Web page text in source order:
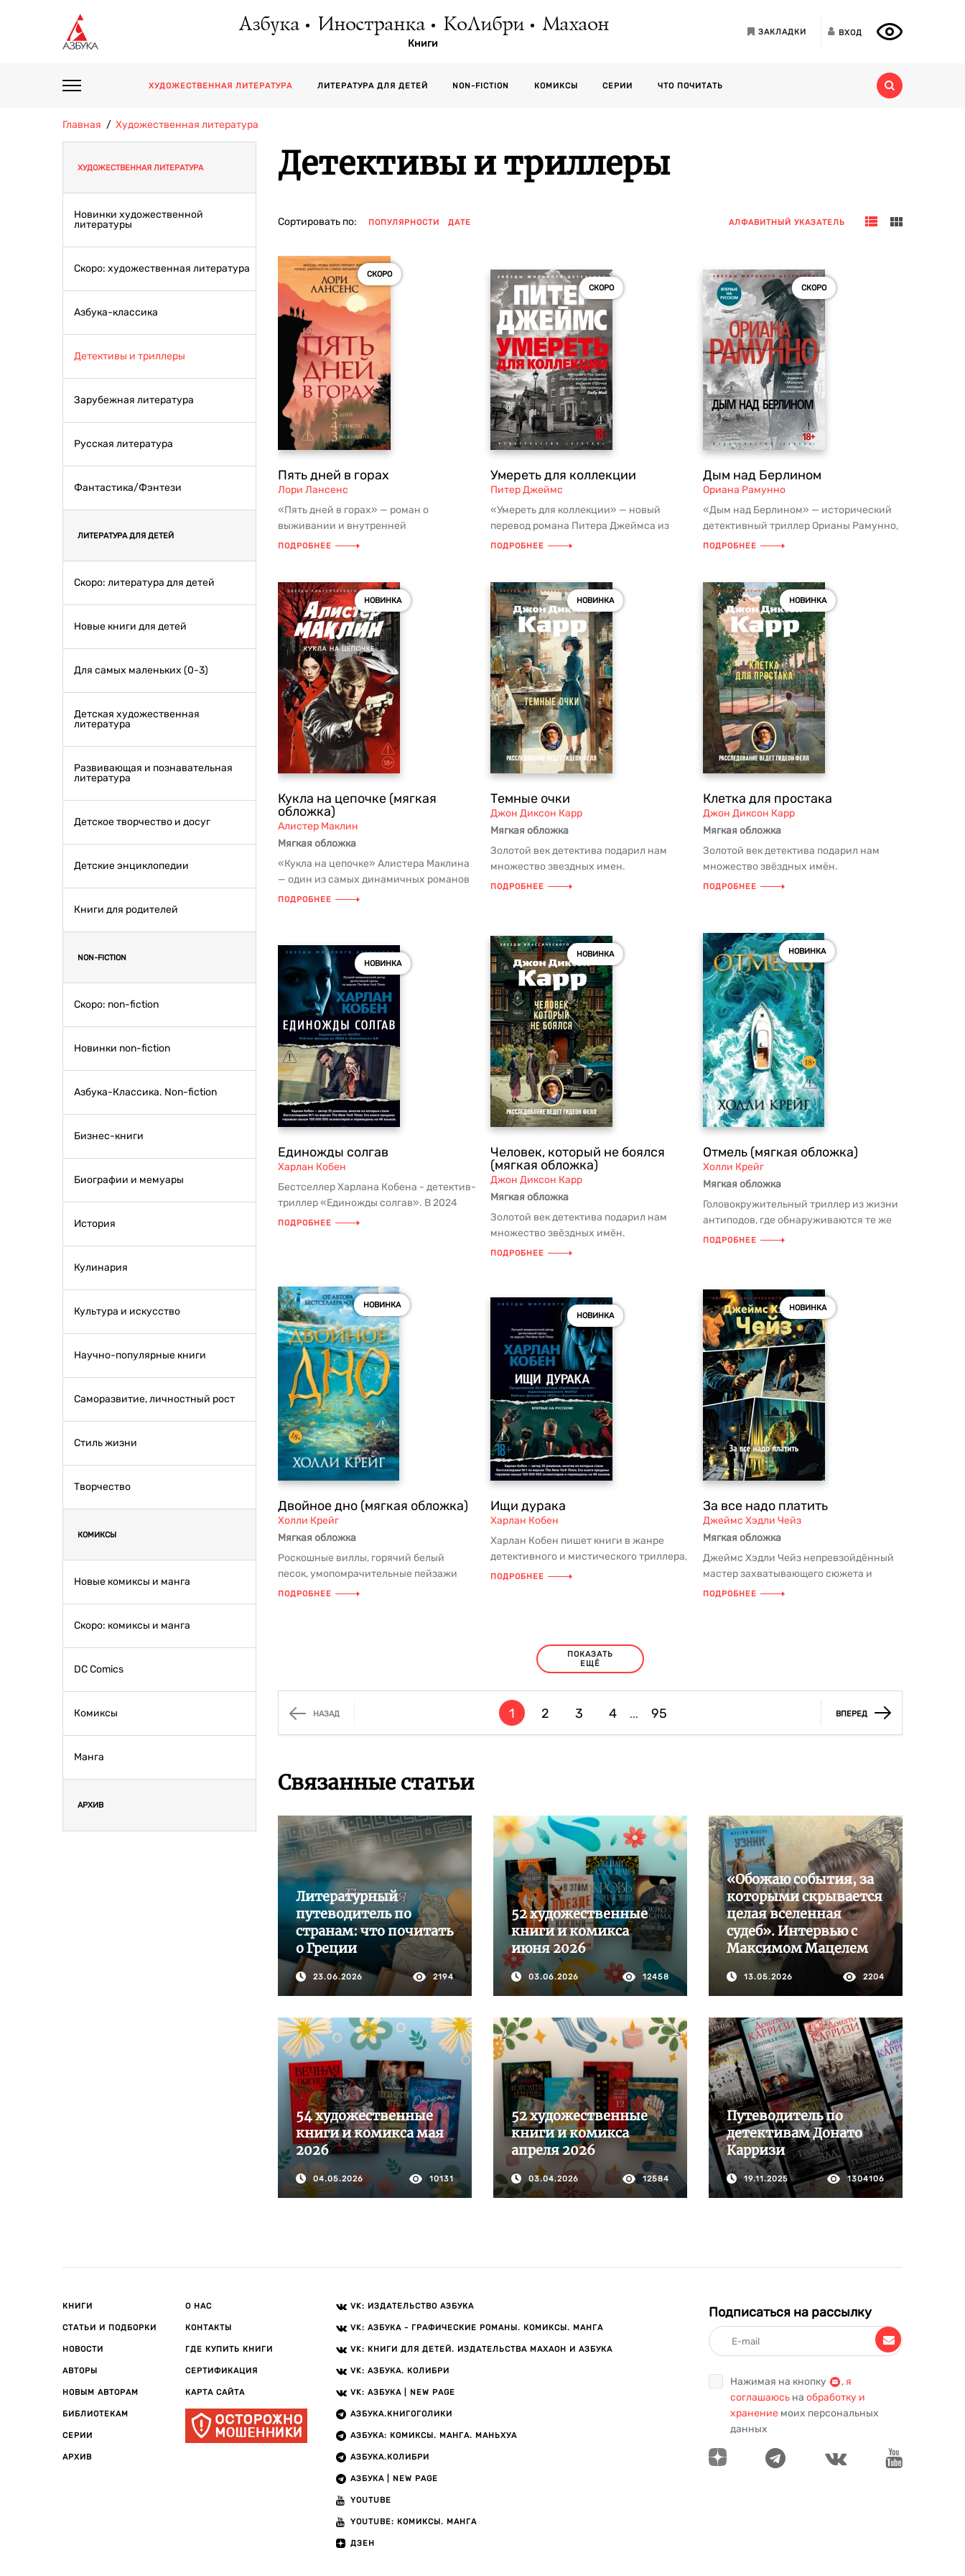
Азбука Иностранка КоЛибри Махаон
Книги
ЗАКЛАДКИ ВХОД
ХУДОЖЕСТВЕННАЯ ЛИТЕРАТУРА ЛИТЕРАТУРА ДЛЯ ДЕТЕЙ NON-FICTION КОМИКСЫ СЕРИИ ЧТО ПОЧИТАТЬ
Главная Художественная литература
ХУДОЖЕСТВЕННАЯ ЛИТЕРАТУРА
Новинки художественной
литературы
Скоро: художественная литература
Азбука-классика
Детективы и триллеры
Зарубежная литература
Русская литература
Фантастика/Фэнтези
ЛИТЕРАТУРА ДЛЯ ДЕТЕЙ
Скоро: литература для детей
Новые книги для детей
Для самых маленьких (0-3)
Детская художественная
литература
Развивающая и познавательная
литература
Детское творчество и досуг
Детские энциклопедии
Книги для родителей
NON-FICTION
Скоро: non-fiction
Новинки non-fiction
Азбука-Классика. Non-fiction
Бизнес-книги
Биографии и мемуары
История
Кулинария
Культура и искусство
Научно-популярные книги
Саморазвитие, личностный рост
Стиль жизни
Творчество
КОМИКСЫ
Новые комиксы и манга
Скоро: комиксы и манга
DC Comics
Комиксы
Манга
АРХИВ
Детективы и триллеры
Сортировать по: ПОПУЛЯРНОСТИ ДАТЕ АЛФАВИТНЫЙ УКАЗАТЕЛЬ
СКОРО
Пять дней в горах
Лори Лансенс
«Пять дней в горах» — роман о
выживании и внутренней
трансформации, где борьба с дикой
ПОДРОБНЕЕ
СКОРО
Умереть для коллекции
Питер Джеймс
«Умереть для коллекции» — новый
перевод романа Питера Джеймса из
детективной серии о Рое Грейсе, вып...
ПОДРОБНЕЕ
СКОРО
Дым над Берлином
Ориана Рамунно
«Дым над Берлином» — исторический
детективный триллер Орианы Рамунно,
продолжение бестселлера «Мальч...
ПОДРОБНЕЕ
НОВИНКА
Кукла на цепочке (мягкая
обложка)
Алистер Маклин
Мягкая обложка
«Кукла на цепочке» Алистера Маклина
— один из самых динамичных романов
мастера остросюжетной литерат...
ПОДРОБНЕЕ
НОВИНКА
Темные очки
Джон Диксон Карр
Мягкая обложка
Золотой век детектива подарил нам
множество звездных имен.
Произведения таких писателей, как
ПОДРОБНЕЕ
НОВИНКА
Клетка для простака
Джон Диксон Карр
Мягкая обложка
Золотой век детектива подарил нам
множество звёздных имён.
Произведения таких писателей, как
ПОДРОБНЕЕ
НОВИНКА
Единожды солгав
Харлан Кобен
Бестселлер Харлана Кобена - детектив-
триллер «Единожды солгав». В 2024
году по заказу Netflix на экр...
ПОДРОБНЕЕ
НОВИНКА
Человек, который не боялся
(мягкая обложка)
Джон Диксон Карр
Мягкая обложка
Золотой век детектива подарил нам
множество звёздных имён.
Произведения таких писателей, как
ПОДРОБНЕЕ
НОВИНКА
Отмель (мягкая обложка)
Холли Крейг
Мягкая обложка
Головокружительный триллер из жизни
антиподов, где обнаруживаются те же
проблемы, что и в любых друг...
ПОДРОБНЕЕ
НОВИНКА
Двойное дно (мягкая обложка)
Холли Крейг
Мягкая обложка
Роскошные виллы, горячий белый
песок, умопомрачительные пейзажи
над бирюзовой водой — безупречная
ПОДРОБНЕЕ
НОВИНКА
Ищи дурака
Харлан Кобен
Харлан Кобен пишет книги в жанре
детективного и мистического триллера,
зачастую его романы раскрываю...
ПОДРОБНЕЕ
НОВИНКА
За все надо платить
Джеймс Хэдли Чейз
Мягкая обложка
Джеймс Хэдли Чейз непревзойдённый
мастер захватывающего сюжета и
знаток человеческих душ, своего род...
ПОДРОБНЕЕ
ПОКАЗАТЬ
ЕЩЁ
НАЗАД 1 2 3 4 ... 95 ВПЕРЕД
Связанные статьи
Литературный
путеводитель по
странам: что почитать
о Греции
23.06.2026 2194
52 художественные
книги и комикса
июня 2026
03.06.2026 12458
«Обожаю события, за
которыми скрывается
целая вселенная
судеб». Интервью с
Максимом Мацелем
13.05.2026 2204
54 художественные
книги и комикса мая
2026
04.05.2026 10131
52 художественные
книги и комикса
апреля 2026
03.04.2026 12584
Путеводитель по
детективам Донато
Карризи
19.11.2025 1304106
КНИГИ
СТАТЬИ И ПОДБОРКИ
НОВОСТИ
АВТОРЫ
НОВЫМ АВТОРАМ
БИБЛИОТЕКАМ
СЕРИИ
АРХИВ
О НАС
КОНТАКТЫ
ГДЕ КУПИТЬ КНИГИ
СЕРТИФИКАЦИЯ
КАРТА САЙТА
VK: ИЗДАТЕЛЬСТВО АЗБУКА
VK: АЗБУКА - ГРАФИЧЕСКИЕ РОМАНЫ. КОМИКСЫ. МАНГА
VK: КНИГИ ДЛЯ ДЕТЕЙ. ИЗДАТЕЛЬСТВА МАХАОН И АЗБУКА
VK: АЗБУКА. КОЛИБРИ
VK: АЗБУКА | NEW PAGE
АЗБУКА.КНИГОГОЛИКИ
АЗБУКА: КОМИКСЫ. МАНГА. МАНЬХУА
АЗБУКА.КОЛИБРИ
АЗБУКА | NEW PAGE
YOUTUBE
YOUTUBE: КОМИКСЫ. МАНГА
ДЗЕН
Подписаться на рассылку
Нажимая на кнопку , я
соглашаюсь на обработку и
хранение моих персональных
данных